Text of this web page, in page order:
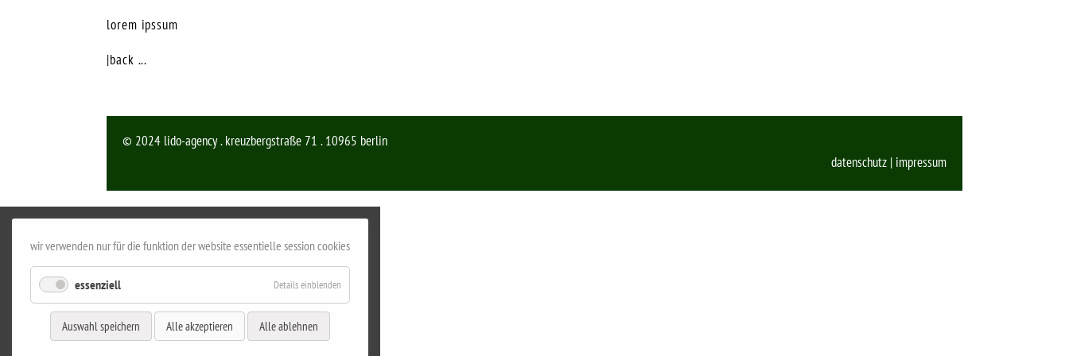
lorem ipssum
|back ...
© 2024 lido-agency . kreuzbergstraße 71 . 10965 berlin
datenschutz | impressum
wir verwenden nur für die funktion der website essentielle session cookies
essenziell Details einblenden
Auswahl speichern Alle akzeptieren Alle ablehnen